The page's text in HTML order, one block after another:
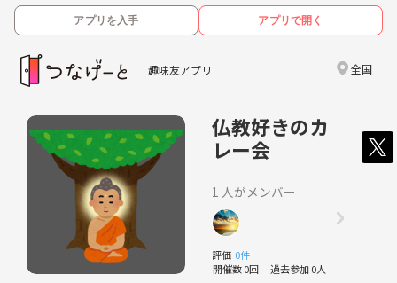
アプリを入手 アプリで開く
趣味友アプリ 全国
仏教好きのカ
レー会
1 人がメンバー
評価 0件
開催数 0回 過去参加 0人